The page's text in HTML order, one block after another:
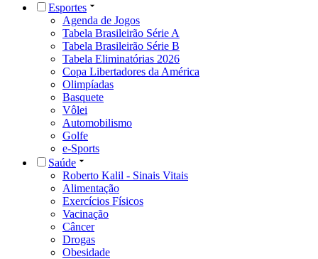
Esportes
Agenda de Jogos
Tabela Brasileirão Série A
Tabela Brasileirão Série B
Tabela Eliminatórias 2026
Copa Libertadores da América
Olimpíadas
Basquete
Vôlei
Automobilismo
Golfe
e-Sports
Saúde
Roberto Kalil - Sinais Vitais
Alimentação
Exercícios Físicos
Vacinação
Câncer
Drogas
Obesidade